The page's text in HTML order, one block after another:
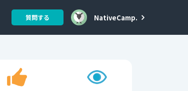
質問する NativeCamp.